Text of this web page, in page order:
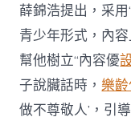
薛錦浩提出，采
青少年形式，內
幫他樹立“內容優
子說臟話時，樂
做不尊敬人’，引